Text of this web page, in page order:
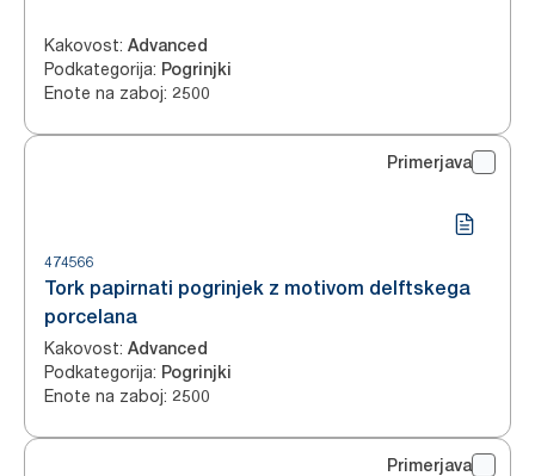
Kakovost: Advanced
Podkategorija: Pogrinjki
Enote na zaboj: 2500
Primerjava
474566
Tork papirnati pogrinjek z motivom delftskega
porcelana
Kakovost: Advanced
Podkategorija: Pogrinjki
Enote na zaboj: 2500
Primerjava